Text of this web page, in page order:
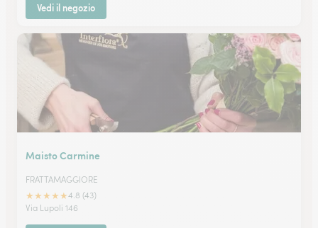
Vedi il negozio
Maisto Carmine
FRATTAMAGGIORE
★★★★★4.8 (43)
Via Lupoli 146